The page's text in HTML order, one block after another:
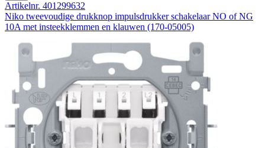
Artikelnr. 401299632
Niko tweevoudige drukknop impulsdrukker schakelaar NO of NG
10A met insteekklemmen en klauwen (170-05005)